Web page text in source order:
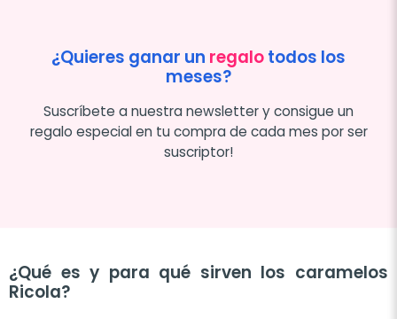
¿Quieres ganar un regalotodos los
meses?
Suscríbete a nuestra newsletter y consigue un
regalo especial en tu compra de cada mes por ser
suscriptor!
¿Qué es y para qué sirven los caramelos
Ricola?